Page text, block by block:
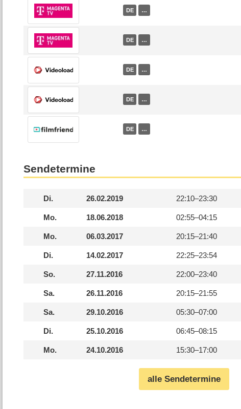
DE …
DE …
DE …
DE …
DE …
Sendetermine
Di. 26.02.2019 22:10–23:30
Mo. 18.06.2018 02:55–04:15
Mo. 06.03.2017 20:15–21:40
Di. 14.02.2017 22:25–23:54
So. 27.11.2016 22:00–23:40
Sa. 26.11.2016 20:15–21:55
Sa. 29.10.2016 05:30–07:00
Di. 25.10.2016 06:45–08:15
Mo. 24.10.2016 15:30–17:00
alle Sendetermine